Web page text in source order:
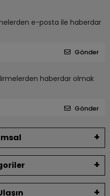
e-posta ile haberdar
Gönder
haberdar olmak
Gönder